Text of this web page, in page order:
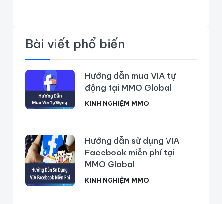
Bài viết phổ biến
Hướng dẫn mua VIA tự
động tại MMO Global
KINH NGHIỆM MMO
Hướng dẫn sử dụng VIA
Facebook miễn phí tại
MMO Global
KINH NGHIỆM MMO